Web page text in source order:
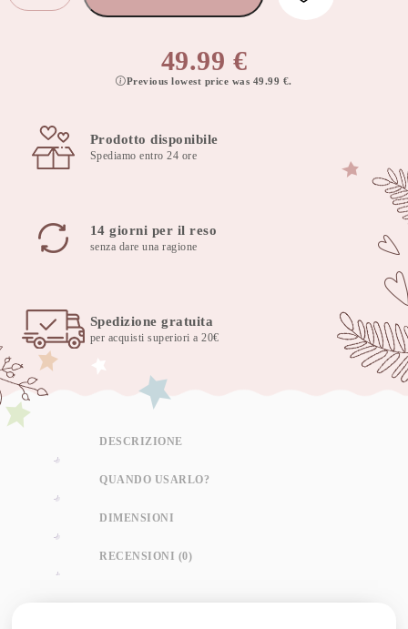
fodera
rimovibile
quantità
49.99 €
Previous lowest price was 49.99 €.
Prodotto disponibile
Spediamo entro 24 ore
14 giorni per il reso
senza dare una ragione
Spedizione gratuita
per acquisti superiori a 20€
DESCRIZIONE
QUANDO USARLO?
DIMENSIONI
RECENSIONI (0)